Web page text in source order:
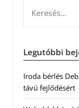
Legutóbbi
Iroda bérlés
távú fejlődésért